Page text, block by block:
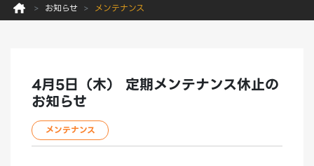
お知らせ メンテナンス
4月5日（木） 定期メンテナンス休止の
お知らせ
メンテナンス